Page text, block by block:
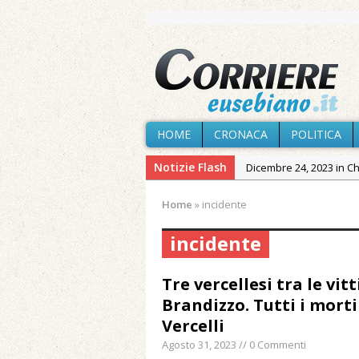
HOME CRONACA POLITICA
Notizie Flash Dicembre 24, 2023 in
provvisoria»
Agosto 7, 2026 in
Agosto 7, 2026 in
Agosto 7, 2026 in
Home » incidente
incidente
Tre vercellesi tra le
Brandizzo. Tutti i
Vercelli
Agosto 31, 2023 // 0 Commenti